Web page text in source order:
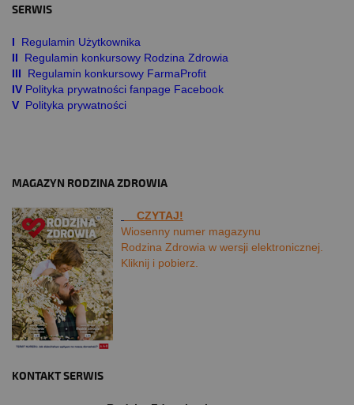
SERWIS
I Regulamin Użytkownika
II
Regulamin konkursowy Rodzina Zdrowia
III
Regulamin konkursowy FarmaProfit
IV Polityka prywatności fanpage Facebook
V Polityka prywatności
MAGAZYN RODZINA ZDROWIA
CZYTAJ!
Wiosenny numer magazynu
Rodzina Zdrowia w wersji elektronicznej.
Kliknij i pobierz.
KONTAKT SERWIS